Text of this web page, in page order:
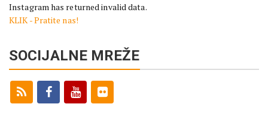
Instagram has returned invalid data.
KLIK - Pratite nas!
SOCIJALNE MREŽE